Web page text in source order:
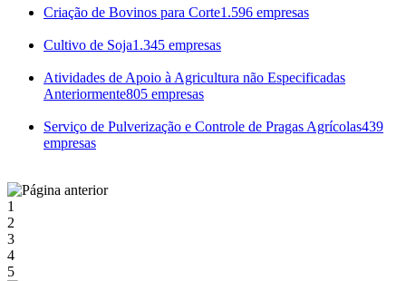
Criação de Bovinos para Corte1.596 empresas
Cultivo de Soja1.345 empresas
Atividades de Apoio à Agricultura não Especificadas
Anteriormente805 empresas
Serviço de Pulverização e Controle de Pragas Agrícolas439
empresas
1
2
3
4
5